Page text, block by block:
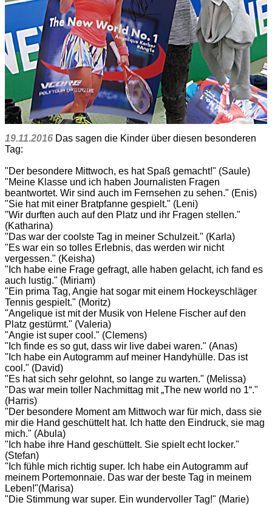
19.11.2016 Das sagen die Kinder über diesen besonderen
Tag:
"Der besondere Mittwoch, es hat Spaß gemacht!" (Saule)
"Meine Klasse und ich haben Journalisten Fragen
beantwortet. Wir sind auch im Fernsehen zu sehen." (Enis)
"Sie hat mit einer Bratpfanne gespielt." (Leni)
"Wir durften auch auf den Platz und ihr Fragen stellen."
(Katharina)
"Das war der coolste Tag in meiner Schulzeit." (Karla)
"Es war ein so tolles Erlebnis, das werden wir nicht
vergessen." (Keisha)
"Ich habe eine Frage gefragt, alle haben gelacht, ich fand es
auch lustig." (Miriam)
"Ein prima Tag, Angie hat sogar mit einem Hockeyschläger
Tennis gespielt." (Moritz)
"Angelique ist mit der Musik von Helene Fischer auf den
Platz gestürmt." (Valeria)
"Angie ist super cool." (Clemens)
"Ich finde es so gut, dass wir live dabei waren." (Anas)
"Ich habe ein Autogramm auf meiner Handyhülle. Das ist
cool." (David)
"Es hat sich sehr gelohnt, so lange zu warten." (Melissa)
"Das war mein toller Nachmittag mit „The new world no 1“."
(Harris)
"Der besondere Moment am Mittwoch war für mich, dass sie
mir die Hand geschüttelt hat. Ich hatte den Eindruck, sie mag
mich." (Abula)
"Ich habe ihre Hand geschüttelt. Sie spielt echt locker."
(Stefan)
"Ich fühle mich richtig super. Ich habe ein Autogramm auf
meinem Portemonnaie. Das war der beste Tag in meinem
Leben!"(Marisa)
"Die Stimmung war super. Ein wundervoller Tag!" (Marie)